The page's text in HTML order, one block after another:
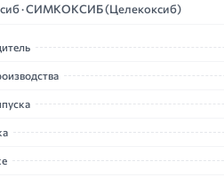
· СИМКОКСИБ (Целекоксиб)